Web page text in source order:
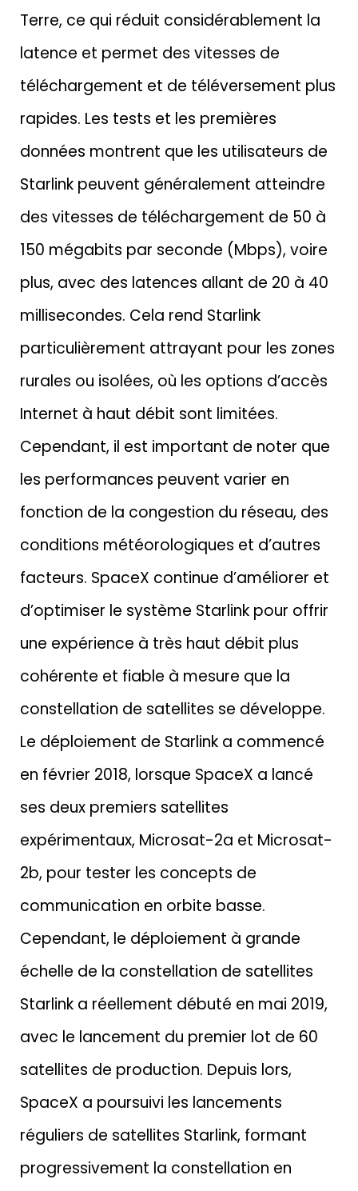
Terre, ce qui réduit considérablement la
latence et permet des vitesses de
téléchargement et de téléversement plus
rapides. Les tests et les premières
données montrent que les utilisateurs de
Starlink peuvent généralement atteindre
des vitesses de téléchargement de 50 à
150 mégabits par seconde (Mbps), voire
plus, avec des latences allant de 20 à 40
millisecondes. Cela rend Starlink
particulièrement attrayant pour les zones
rurales ou isolées, où les options d’accès
Internet à haut débit sont limitées.
Cependant, il est important de noter que
les performances peuvent varier en
fonction de la congestion du réseau, des
conditions météorologiques et d’autres
facteurs. SpaceX continue d’améliorer et
d’optimiser le système Starlink pour offrir
une expérience à très haut débit plus
cohérente et fiable à mesure que la
constellation de satellites se développe.
Le déploiement de Starlink a commencé
en février 2018, lorsque SpaceX a lancé
ses deux premiers satellites
expérimentaux, Microsat-2a et Microsat-
2b, pour tester les concepts de
communication en orbite basse.
Cependant, le déploiement à grande
échelle de la constellation de satellites
Starlink a réellement débuté en mai 2019,
avec le lancement du premier lot de 60
satellites de production. Depuis lors,
SpaceX a poursuivi les lancements
réguliers de satellites Starlink, formant
progressivement la constellation en